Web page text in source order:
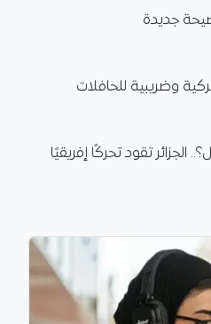
جديدة
وضريبية للحافلات
الجزائر تقود تحركًا إفريقيًا